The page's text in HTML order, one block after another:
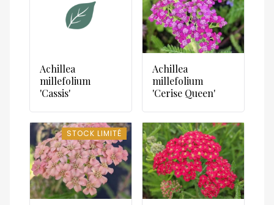
Achillea
millefolium
'Cassis'
Achillea
millefolium
'Cerise Queen'
STOCK LIMITÉ
STOCK LIMITÉ